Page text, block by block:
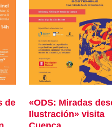
de
«ODS: Miradas
Ilustración» visita